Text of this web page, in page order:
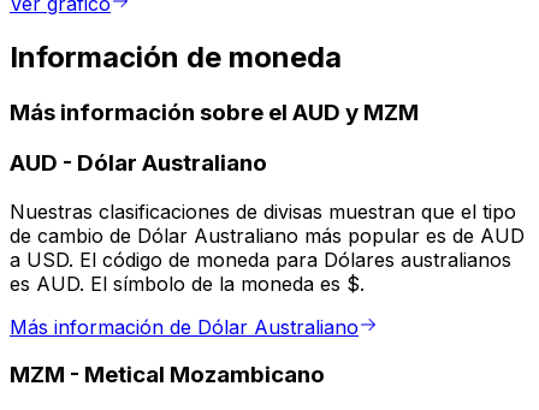
Información de moneda
Más información sobre el AUD y MZM
AUD - Dólar Australiano
Nuestras clasificaciones de divisas muestran que el tipo
de cambio de Dólar Australiano más popular es de AUD
a USD. El código de moneda para Dólares australianos
es AUD. El símbolo de la moneda es $.
Más información de Dólar Australiano
MZM - Metical Mozambicano